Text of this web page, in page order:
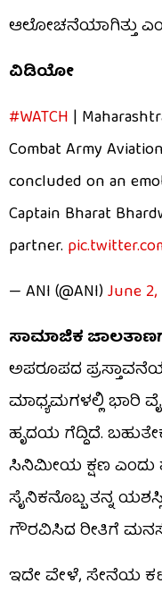
ಆಲೋಚನೆಯಾಗಿತ್ತು
ವಿಡಿಯೋ
#WATCH |
Combat Army
concluded on an
Captain Bharat
partner.
— ANI (@ANI)June
ಸಾಮಾಜಿಕ
ಅಪರೂಪದ
ಮಾಧ್ಯಮಗಳಲ್ಲಿ ಭಾರಿ
ಹೃದಯ ಗೆದ್ದಿದೆ.
ಸಿನಿಮೀಯ ಕ್ಷಣ ಎಂದು
ಸೈನಿಕನೊಬ್ಬ ತನ್ನ
ಗೌರವಿಸಿದ ರೀತಿಗೆ
ಇದೇ ವೇಳೆ, ಸೇನೆಯ